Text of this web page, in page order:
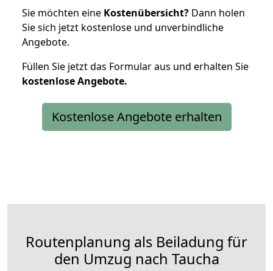
Sie möchten eine Kostenübersicht? Dann holen
Sie sich jetzt kostenlose und unverbindliche
Angebote.
Füllen Sie jetzt das Formular aus und erhalten Sie
kostenloseAngebote.
Kostenlose Angebote erhalten
Routenplanung als Beiladung für
den Umzug nach Taucha